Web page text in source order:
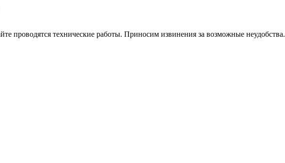
проводятся технические работы. Приносим извинения за возможные неудобства.